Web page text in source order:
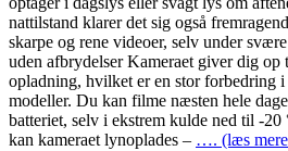
nattilstand klarer det sig også
skarpe og rene videoer, selv under
uden afbrydelser Kameraet giver dig op
opladning, hvilket er en stor forbedring
modeller. Du kan filme næsten hele
batteriet, selv i ekstrem kulde ned til -
kan kameraet lynoplades – …. (læs